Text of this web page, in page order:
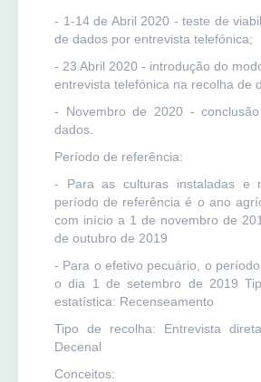
- 1-14 de Abril 2020 - teste de
de dados por entrevista telefónica;
- 23 Abril 2020 - introdução do
entrevista telefónica na recolha de
- Novembro de 2020 -
dados.
Período de referência:
- Para as culturas instaladas e
período de referência é o ano
com início a 1 de novembro de
de outubro de 2019
- Para o efetivo pecuário, o
o dia 1 de setembro de 2019
estatística: Recenseamento
Tipo de recolha: Entrevista
Decenal
Conceitos: